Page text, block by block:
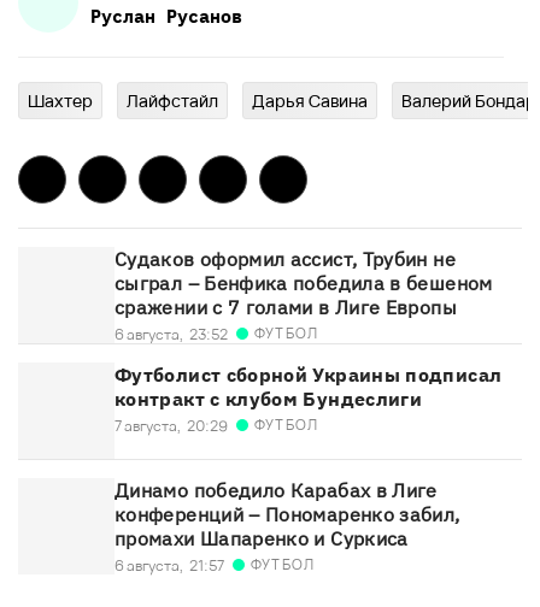
Руслан Русанов
Шахтер Лайфстайл Дарья Савина Валерий
Судаков оформил ассист, Трубин не
сыграл – Бенфика победила в бешеном
сражении с 7 голами в Лиге Европы
6 августа, 23:52 ФУТБОЛ
Футболист сборной Украины подписал
контракт с клубом Бундеслиги
7 августа, 20:29 ФУТБОЛ
Динамо победило Карабах в Лиге
конференций – Пономаренко забил,
промахи Шапаренко и Суркиса
6 августа, 21:57 ФУТБОЛ